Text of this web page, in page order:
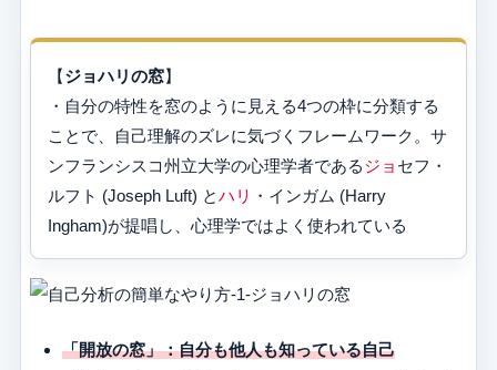
【ジョハリの窓】
・自分の特性を窓のように見える4つの枠に分類する
ことで、自己理解のズレに気づくフレームワーク。サ
ンフランシスコ州立大学の心理学者であるジョ セフ・
ルフト (Joseph Luft) とハリ ・インガム (Harry
Ingham)が提唱し、心理学ではよく使われている
「開放の窓」：自分も他人も知っている自己